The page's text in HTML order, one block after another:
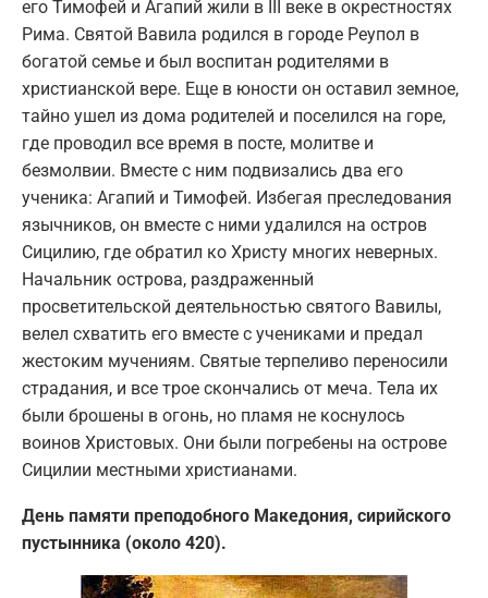
его Тимофей и Агапий жили в III веке в окрестностях
Рима. Святой Вавила родился в городе Реупол в
богатой семье и был воспитан родителями в
христианской вере. Еще в юности он оставил земное,
тайно ушел из дома родителей и поселился на горе,
где проводил все время в посте, молитве и
безмолвии. Вместе с ним подвизались два его
ученика: Агапий и Тимофей. Избегая преследования
язычников, он вместе с ними удалился на остров
Сицилию, где обратил ко Христу многих неверных.
Начальник острова, раздраженный
просветительской деятельностью святого Вавилы,
велел схватить его вместе с учениками и предал
жестоким мучениям. Святые терпеливо переносили
страдания, и все трое скончались от меча. Тела их
были брошены в огонь, но пламя не коснулось
воинов Христовых. Они были погребены на острове
Сицилии местными христианами.
День памяти преподобного Македония, сирийского
пустынника (около 420).